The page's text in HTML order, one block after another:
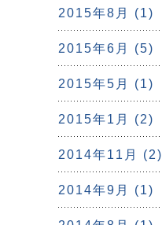
2015年8月 (1)
2015年6月 (5)
2015年5月 (1)
2015年1月 (2)
2014年11月 (2)
2014年9月 (1)